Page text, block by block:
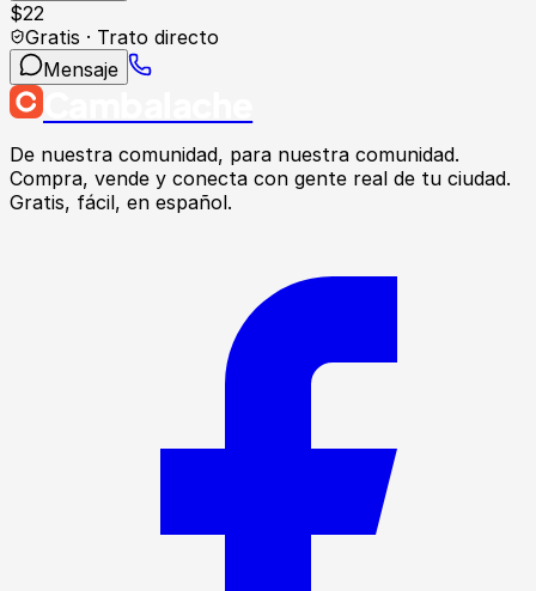
$22
Gratis · Trato directo
Mensaje
De nuestra comunidad, para nuestra comunidad.
Compra, vende y conecta con gente real de tu ciudad.
Gratis, fácil, en español.